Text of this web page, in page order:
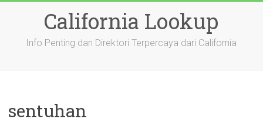
California Lookup
Info Penting dan Direktori Terpercaya dari California
sentuhan